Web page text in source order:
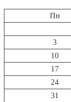
Пн
3
10
17
24
31